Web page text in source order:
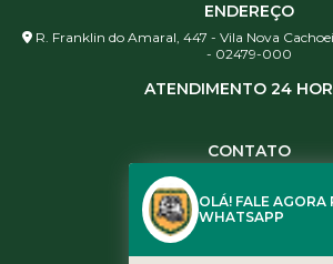
ENDEREÇO
R. Franklin do Amaral, 447 - Vila Nova
- 02479-000
ATENDIMENTO 24
CONTATO
(11) 3461-5871
OLÁ! FALE AGORA
WHATSAPP